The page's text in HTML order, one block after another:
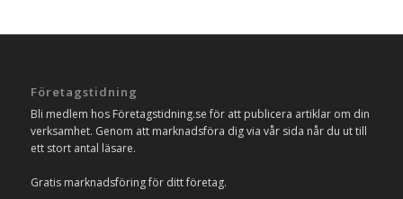
Företagstidning
Bli medlem hos Företagstidning.se för att publicera artiklar om din
verksamhet. Genom att marknadsföra dig via vår sida når du ut till
ett stort antal läsare.
Gratis marknadsföring för ditt företag.